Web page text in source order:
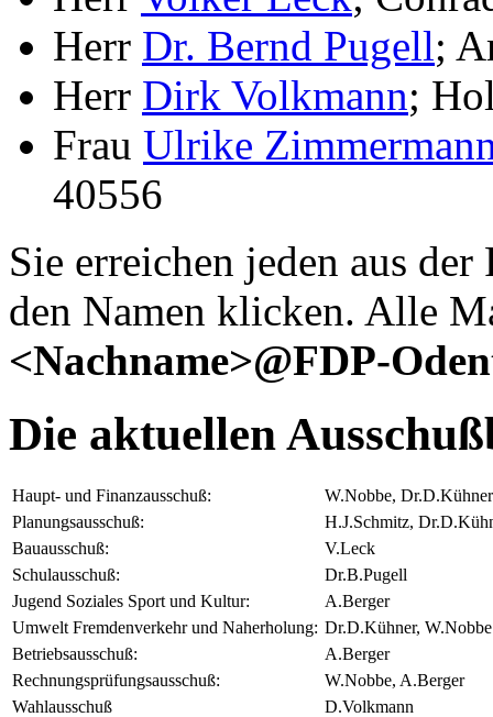
Herr Dr. Bernd Pugell;
Herr Dirk Volkmann;
Frau Ulrike
40556
Sie erreichen jeden aus
den Namen klicken. Alle
<Nachname>@FDP-
Die aktuellen
Haupt- und Finanzausschuß:
W.Nobbe, Dr.D.Kühner
Planungsausschuß:
H.J.Schmitz,
Bauausschuß:
V.Leck
Schulausschuß:
Dr.B.Pugell
Jugend Soziales Sport und Kultur:
A.Berger
Umwelt Fremdenverkehr und Naherholung: Dr.D.Kühner, W.Nobbe
Betriebsausschuß:
A.Berger
Rechnungsprüfungsausschuß:
W.Nobbe, A.Berger
Wahlausschuß
D.Volkmann